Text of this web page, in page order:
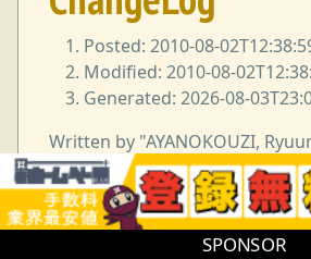
Posted: 2010-08-
Modified: 2010-08-
Generated: 2026-08-
Written by "AYANOKOUZI,
<i38w7i3@yahoo.co.jp> under
Documentation License.
SPONSOR